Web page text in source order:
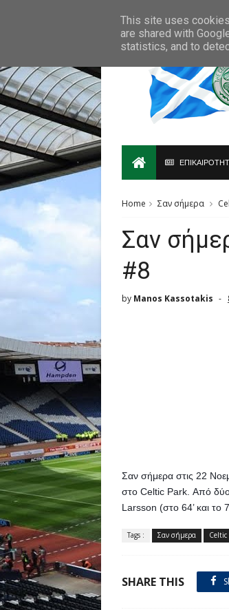
Home Σαν σήμερα
Σαν
#8
by Manos Kassotakis
Σαν σήμερα στις 22
στο Celtic Park. Από δύο
Larsson (στο 64’ και το
Tags : Σαν σήμερα Celtic
SHARE THIS
This site uses
are shared with
statistics, and to